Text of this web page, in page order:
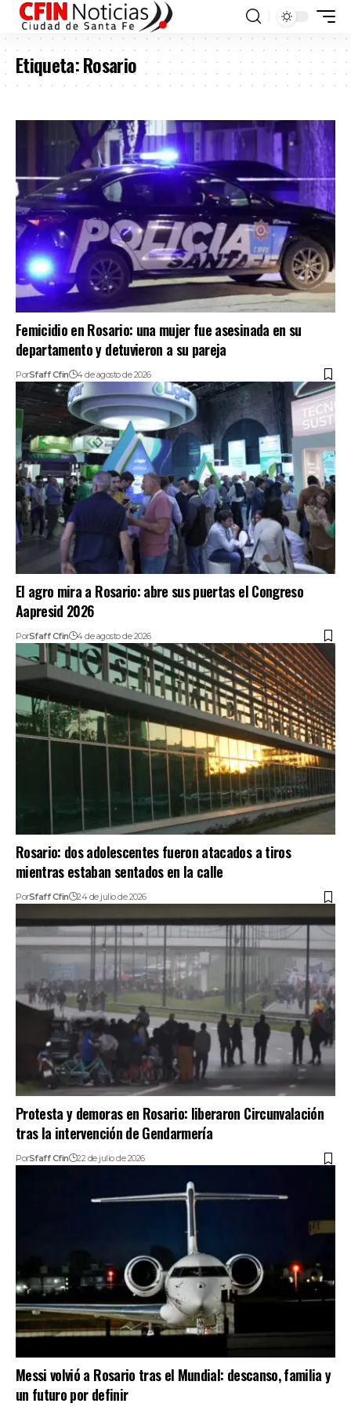
Etiqueta:Rosario
Femicidio en Rosario: una mujer fue asesinada en su
departamento y detuvieron a su pareja
PorSfaff Cfin 4 de agosto de 2026
El agro mira a Rosario: abre sus puertas el Congreso
Aapresid 2026
PorSfaff Cfin 4 de agosto de 2026
Rosario: dos adolescentes fueron atacados a tiros
mientras estaban sentados en la calle
PorSfaff Cfin 24 de julio de 2026
Protesta y demoras en Rosario: liberaron Circunvalación
tras la intervención de Gendarmería
PorSfaff Cfin 22 de julio de 2026
Messi volvió a Rosario tras el Mundial: descanso, familia y
un futuro por definir